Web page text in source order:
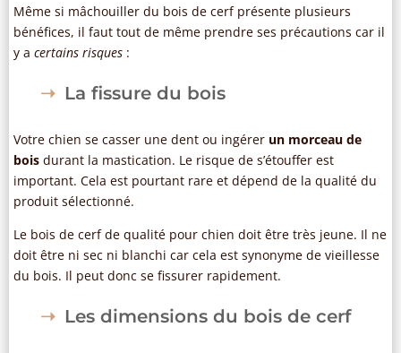
Même si mâchouiller du bois de cerf présente plusieurs
bénéfices, il faut tout de même prendre ses précautions car il
y a certains risques :
La fissure du bois
Votre chien se casser une dent ou ingérer un morceau de
bois durant la mastication. Le risque de s’étouffer est
important. Cela est pourtant rare et dépend de la qualité du
produit sélectionné.
Le bois de cerf de qualité pour chien doit être très jeune. Il ne
doit être ni sec ni blanchi car cela est synonyme de vieillesse
du bois. Il peut donc se fissurer rapidement.
Les dimensions du bois de cerf